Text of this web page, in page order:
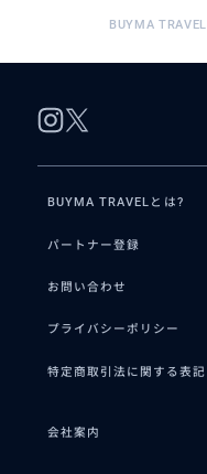
BUYMA TRAVEL
BUYMA TRAVELとは?
パートナー登録
お問い合わせ
プライバシーポリシー
特定商取引法に関する表記
会社案内